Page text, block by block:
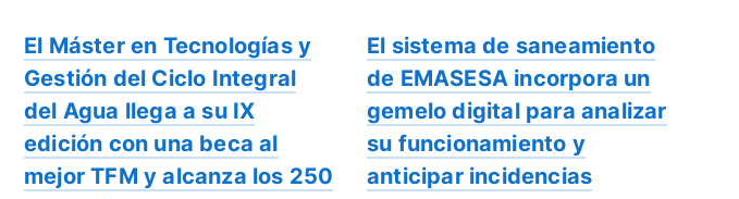
El Máster en Tecnologías y
Gestión del Ciclo Integral
del Agua llega a su IX
edición con una beca al
mejor TFM y alcanza los 250
El sistema de saneamiento
de EMASESA incorpora un
gemelo digital para analizar
su funcionamiento y
anticipar incidencias